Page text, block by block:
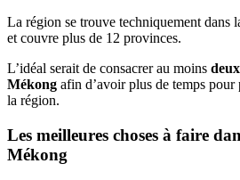
La région se trouve techniquement dans
et couvre plus de 12 provinces.
L’idéal serait de consacrer au moins
Mékong afin d’avoir plus de temps
la région.
Les meilleures choses à faire
Mékong